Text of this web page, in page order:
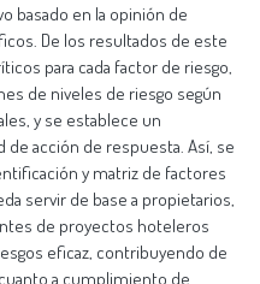
basado en la opinión de
De los resultados de este
para cada factor de riesgo,
de niveles de riesgo según
y se establece un
acción de respuesta. Así, se
y matriz de factores
servir de base a propietarios,
de proyectos hoteleros
eficaz, contribuyendo de
a cumplimiento de